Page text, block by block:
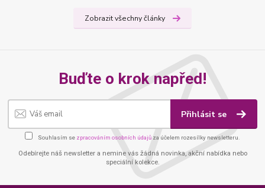
Zobrazit všechny články
Buďte o krok napřed!
Přihlásit se
Souhlasím se zpracováním osobních údajů za účelem rozesílky newsletteru.
Odebírejte náš newsletter a nemine vás žádná novinka, akční nabídka nebo
speciální kolekce.